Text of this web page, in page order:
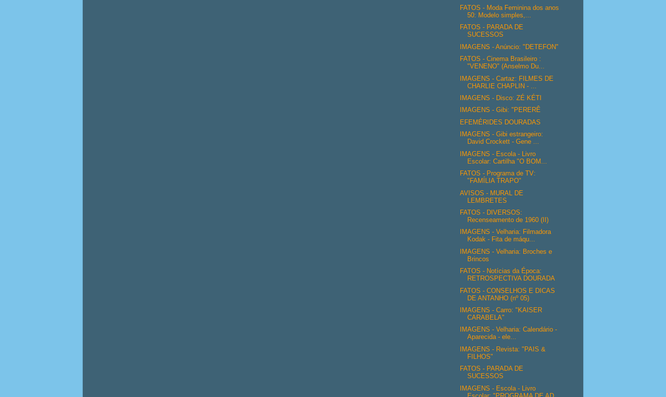
FATOS - Moda Feminina dos anos
50: Modelo simples,...
FATOS - PARADA DE
SUCESSOS
IMAGENS - Anúncio: "DETEFON"
FATOS - Cinema Brasileiro :
"VENENO" (Anselmo Du...
IMAGENS - Cartaz: FILMES DE
CHARLIE CHAPLIN - ...
IMAGENS - Disco: ZÉ KÉTI
IMAGENS - Gibi: "PERERÊ
EFEMÉRIDES DOURADAS
IMAGENS - Gibi estrangeiro:
David Crockett - Gene ...
IMAGENS - Escola - Livro
Escolar: Cartilha "O BOM...
FATOS - Programa de TV:
"FAMÍLIA TRAPO"
AVISOS - MURAL DE
LEMBRETES
FATOS - DIVERSOS:
Recenseamento de 1960 (II)
IMAGENS - Velharia: Filmadora
Kodak - Fita de máqu...
IMAGENS - Velharia: Broches e
Brincos
FATOS - Notícias da Época:
RETROSPECTIVA DOURADA
FATOS - CONSELHOS E DICAS
DE ANTANHO (nº 05)
IMAGENS - Carro: "KAISER
CARABELA"
IMAGENS - Velharia: Calendário -
Aparecida - ele...
IMAGENS - Revista: "PAIS &
FILHOS"
FATOS - PARADA DE
SUCESSOS
IMAGENS - Escola - Livro